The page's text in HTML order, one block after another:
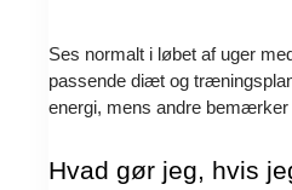
Ses normalt i løbet af uger
passende diæt og
energi, mens andre
Hvad gør jeg, hvis